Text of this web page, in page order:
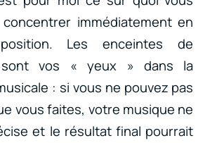
immédiatement en
Les enceintes de
sont vos « yeux » dans la
: si vous ne pouvez pas
vous faites, votre musique ne
et le résultat final pourrait